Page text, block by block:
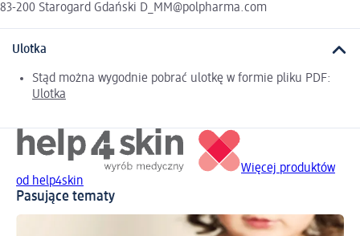
83-200 Starogard Gdański D_MM@polpharma.com
Ulotka
Stąd można wygodnie pobrać ulotkę w formie pliku PDF:
Ulotka
Więcej produktów
od help4skin
Pasujące tematy